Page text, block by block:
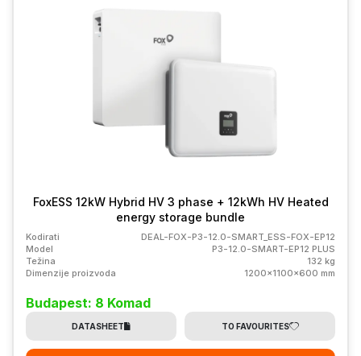
FoxESS 12kW Hybrid HV 3 phase + 12kWh HV Heated
energy storage bundle
Kodirati
DEAL-FOX-P3-12.0-SMART_ESS-FOX-EP12
Model
P3-12.0-SMART-EP12 PLUS
Težina
132 kg
Dimenzije proizvoda
1200x1100x600 mm
Budapest: 8 Komad
DATASHEET TO FAVOURITES